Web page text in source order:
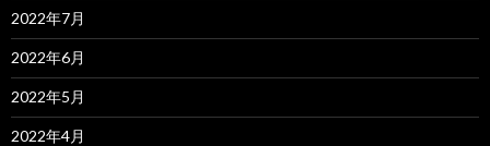
2022年7月
2022年6月
2022年5月
2022年4月